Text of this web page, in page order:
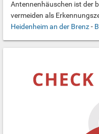
Antennenhäuschen ist der
vermeiden als
Heidenheim an der Brenz-